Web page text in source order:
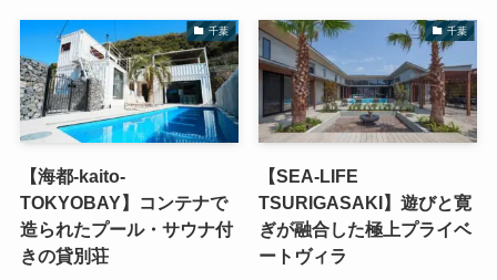
千葉
【海都-kaito-
TOKYOBAY】コンテナで
造られたプール・サウナ付
きの貸別荘
千葉
【SEA-LIFE
TSURIGASAKI】遊びと寛
ぎが融合した極上プライベ
ートヴィラ